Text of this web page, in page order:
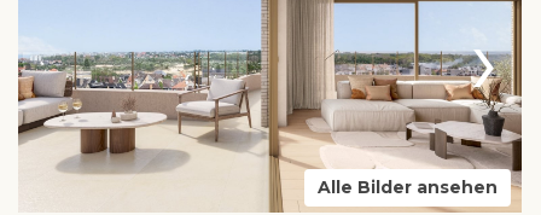
›
Alle Bilder ansehen